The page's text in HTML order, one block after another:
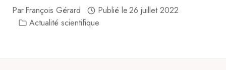
ParFrançois Gérard Publié le26 juillet 2022
Actualité scientifique